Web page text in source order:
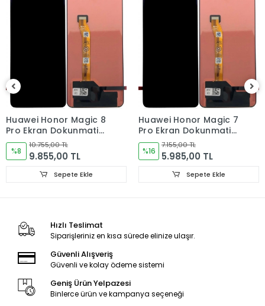
Sorun yoksa Montajına Başlayın Sorumluluk Size aittir.
Montajı yapılmış,yapıştırılmış,kullanılmış ürünlerin iade ve
değişimi yoktur.
Ürün Değişimlerinde KARGO bedeli Bize aittir.Ürün
iadelerinde Kargo Bedelleri Müşteriye yansıtılır.
Ürün Değişimler "Garanti ve iade" Kısmını takip ediniz.
Ekran Türü ÇITALI
Huawei Honor Magic 8
Pro Ekran Dokunmatik
Cam ORJINAL
%8
10.755,00 TL
9.855,00 TL
Sepete Ekle
Huawei Honor Magic 7
Pro Ekran Dokunmatik
Cam ORJINAL
%16
7.155,00 TL
5.985,00 TL
Sepete Ekle
Hızlı Teslimat
Siparişleriniz en kısa sürede elinize ulaşır.
Güvenli Alışveriş
Güvenli ve kolay ödeme sistemi
Geniş Ürün Yelpazesi
Binlerce ürün ve kampanya seçeneği